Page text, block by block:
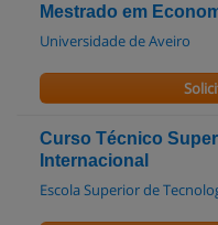
Mestrado em
Universidade de Aveiro
Curso Técnico
Internacional
Escola Superior de